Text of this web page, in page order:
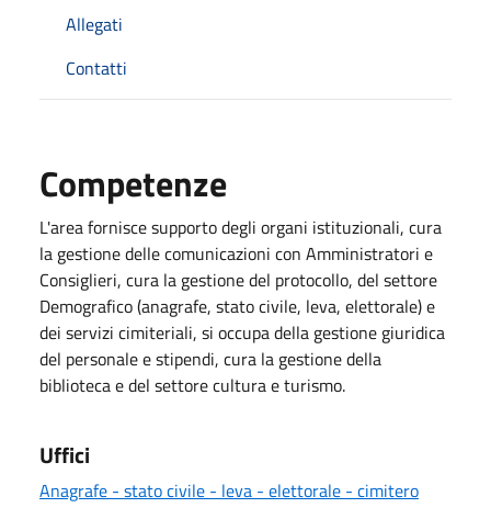
Allegati
Contatti
Competenze
L'area fornisce supporto degli organi istituzionali, cura
la gestione delle comunicazioni con Amministratori e
Consiglieri, cura la gestione del protocollo, del settore
Demografico (anagrafe, stato civile, leva, elettorale) e
dei servizi cimiteriali, si occupa della gestione giuridica
del personale e stipendi, cura la gestione della
biblioteca e del settore cultura e turismo.
Uffici
Anagrafe - stato civile - leva - elettorale - cimitero